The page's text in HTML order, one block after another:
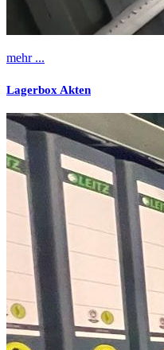
mehr ...
Lagerbox Akten